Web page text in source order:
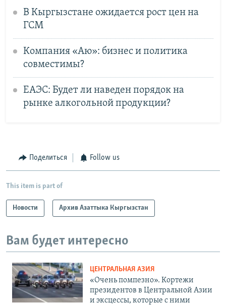
В Кыргызстане ожидается рост цен на
ГСМ
Компания «Аю»: бизнес и политика
совместимы?
ЕАЭС: Будет ли наведен порядок на
рынке алкогольной продукции?
Поделиться Follow us
This item is part of
Новости Архив Азаттыка Кыргызстан
Вам будет интересно
ЦЕНТРАЛЬНАЯ АЗИЯ
«Очень помпезно». Кортежи
президентов в Центральной Азии
и эксцессы, которые с ними